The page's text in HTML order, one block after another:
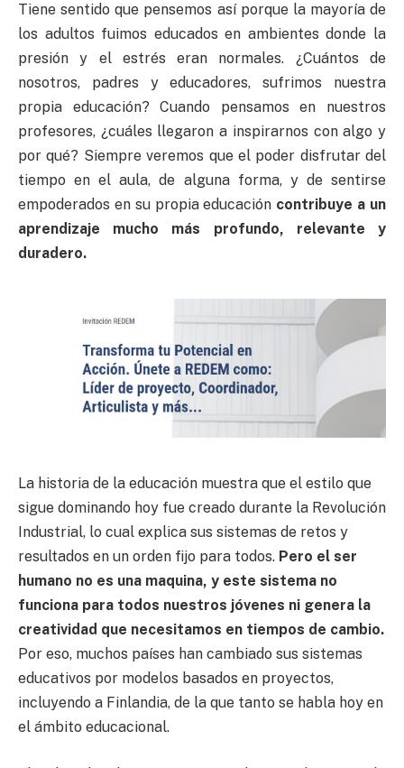
Tiene sentido que pensemos así porque la mayoría de
los adultos fuimos educados en ambientes donde la
presión y el estrés eran normales. ¿Cuántos de
nosotros, padres y educadores, sufrimos nuestra
propia educación? Cuando pensamos en nuestros
profesores, ¿cuáles llegaron a inspirarnos con algo y
por qué? Siempre veremos que el poder disfrutar del
tiempo en el aula, de alguna forma, y de sentirse
empoderados en su propia educación contribuye a un
aprendizaje mucho más profundo, relevante y
duradero.
La historia de la educación muestra que el estilo que
sigue dominando hoy fue creado durante la Revolución
Industrial, lo cual explica sus sistemas de retos y
resultados en un orden fijo para todos. Pero el ser
humano no es una maquina, y este sistema no
funciona para todos nuestros jóvenes ni genera la
creatividad que necesitamos en tiempos de cambio.
Por eso, muchos países han cambiado sus sistemas
educativos por modelos basados en proyectos,
incluyendo a Finlandia, de la que tanto se habla hoy en
el ámbito educacional.